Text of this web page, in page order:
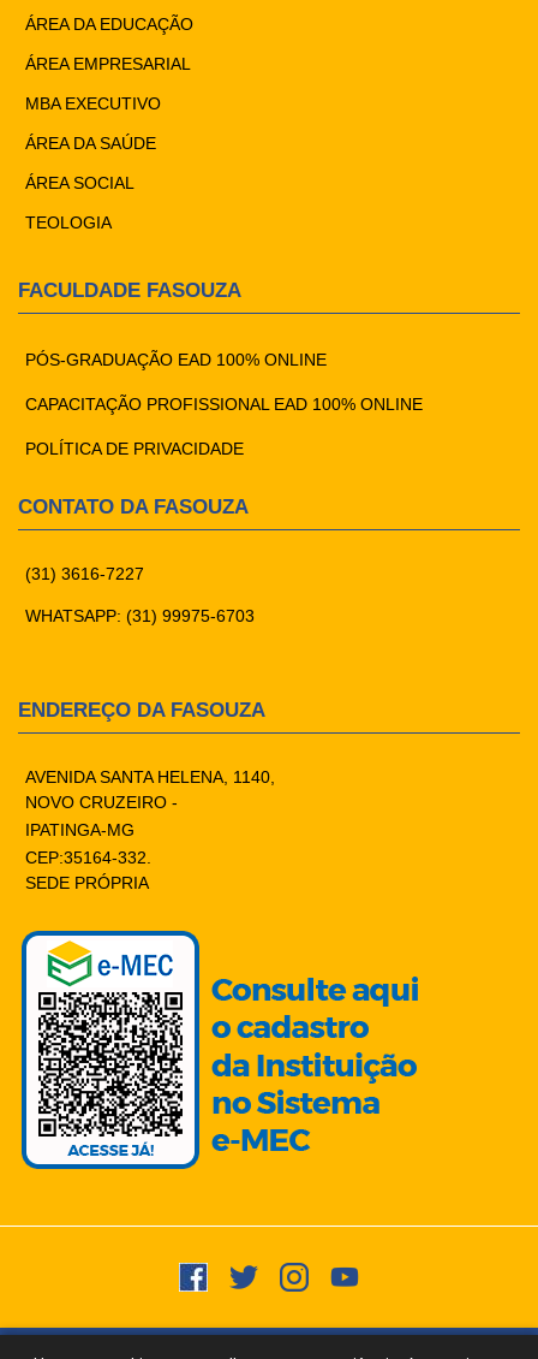
ÁREA DA EDUCAÇÃO
ÁREA EMPRESARIAL
MBA EXECUTIVO
ÁREA DA SAÚDE
ÁREA SOCIAL
TEOLOGIA
FACULDADE FASOUZA
PÓS-GRADUAÇÃO EAD 100% ONLINE
CAPACITAÇÃO PROFISSIONAL EAD 100% ONLINE
POLÍTICA DE PRIVACIDADE
CONTATO DA FASOUZA
(31) 3616-7227
WHATSAPP: (31) 99975-6703
ENDEREÇO DA FASOUZA
AVENIDA SANTA HELENA, 1140,
NOVO CRUZEIRO -
IPATINGA-MG
CEP:35164-332.
SEDE PRÓPRIA